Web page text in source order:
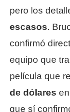
pero los
escasos.
confirmó
equipo que
película que
de dólares
que sí